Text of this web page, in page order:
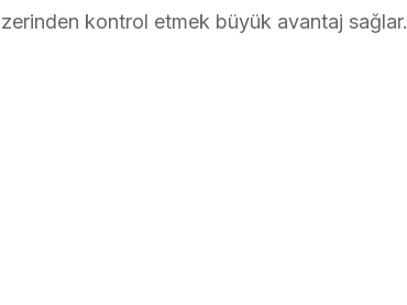
kontrol etmek büyük avantaj sağlar.